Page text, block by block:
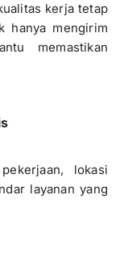
kerja tetap
hanya mengirim
memastikan
lokasi
layanan yang